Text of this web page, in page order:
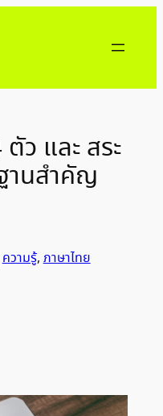
ว และ สระ
านสำคัญ
ความรู้, ภาษาไทย